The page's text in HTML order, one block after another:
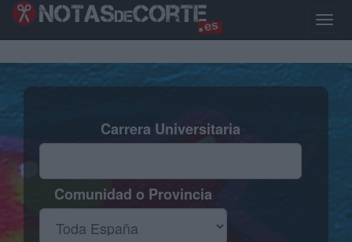
Pasar
Toggle
Carrera Universitaria
Comunidad o Provincia